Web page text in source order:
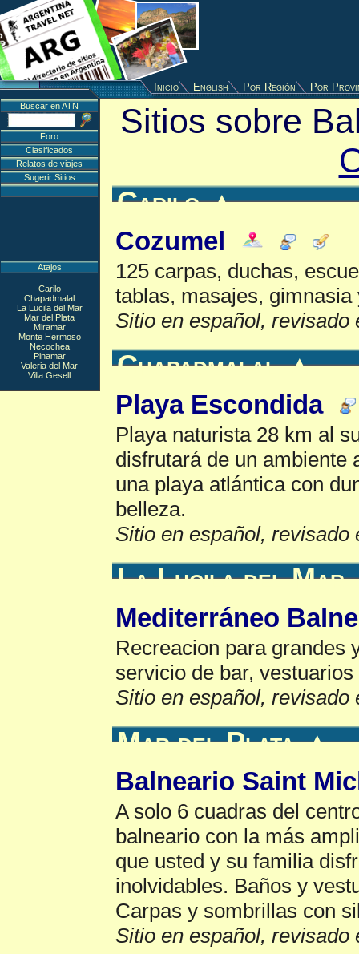
Inicio English Por Región Por
Sitios sobre
Carilo▲
Cozumel
125 carpas, duchas,
tablas, masajes, gimnasia
Sitio en español, revisado
Chapadmalal▲
Playa Escondida
Playa naturista 28 km al
disfrutará de un ambiente
una playa atlántica con
belleza.
Sitio en español, revisado
La Lucila del Mar
Mediterráneo
Recreacion para grandes
servicio de bar,
Sitio en español, revisado
Mar del Plata▲
Balneario Saint
A solo 6 cuadras del
balneario con la más
que usted y su familia
inolvidables. Baños y
Carpas y sombrillas con
Sitio en español, revisado
Buscar en ATN
Foro
Clasificados
Relatos de viajes
Sugerir Sitios
Atajos
Carilo
Chapadmalal
La Lucila del Mar
Mar del Plata
Miramar
Monte Hermoso
Necochea
Pinamar
Valeria del Mar
Villa Gesell